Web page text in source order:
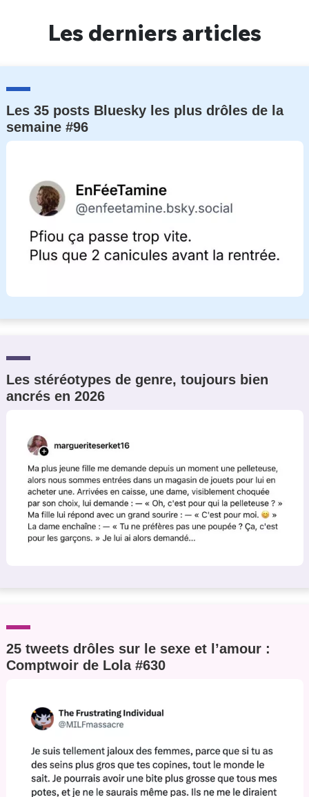
Les derniers articles
Les 35 posts Bluesky les plus drôles de la
semaine #96
Les stéréotypes de genre, toujours bien
ancrés en 2026
25 tweets drôles sur le sexe et l’amour :
Comptwoir de Lola #630
Un Thread